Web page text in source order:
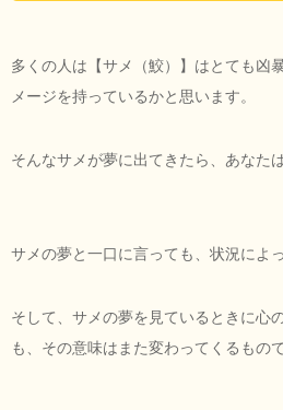
多くの人は【サメ（鮫）】はとても凶
メージを持っているかと思います。
そんなサメが夢に出てきたら、あなた
サメの夢と一口に言っても、状況によ
そして、サメの夢を見ているときに心
も、その意味はまた変わってくるもので